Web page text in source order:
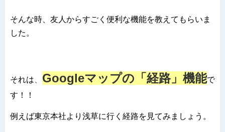
そんな時、友人からすごく便利な機能を教えてもらいま
した。
それは Googleマップの「経路」機能で
す！！
例えば東京本社より浅草に行く経路を見てみましょう。